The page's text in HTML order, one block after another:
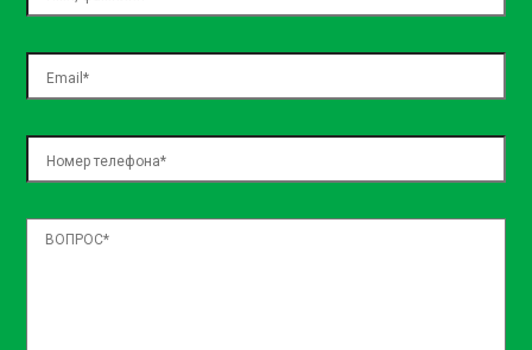
exercitationem blanditiis, voluptatum voluptas expedita
aspernatur, nemo in incidunt? Iste placeat quos repellat?